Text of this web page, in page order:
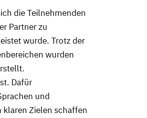
die Teilnehmenden
Partner zu
wurde. Trotz der
wurden
Dafür
und
klaren Zielen schaffen